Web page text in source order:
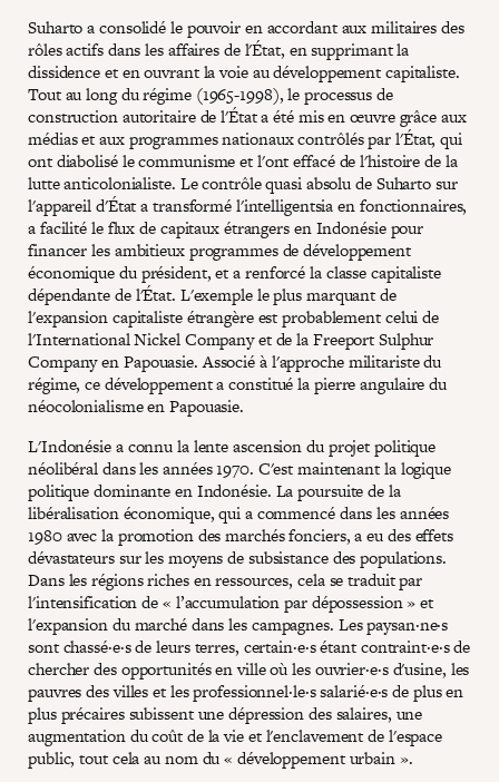
Suharto a consolidé le pouvoir en accordant aux militaires des
rôles actifs dans les affaires de l'État, en supprimant la
dissidence et en ouvrant la voie au développement capitaliste.
Tout au long du régime (1965-1998), le processus de
construction autoritaire de l'État a été mis en œuvre grâce aux
médias et aux programmes nationaux contrôlés par l'État, qui
ont diabolisé le communisme et l'ont effacé de l'histoire de la
lutte anticolonialiste. Le contrôle quasi absolu de Suharto sur
l'appareil d'État a transformé l'intelligentsia en fonctionnaires,
a facilité le flux de capitaux étrangers en Indonésie pour
financer les ambitieux programmes de développement
économique du président, et a renforcé la classe capitaliste
dépendante de l'État. L'exemple le plus marquant de
l'expansion capitaliste étrangère est probablement celui de
l'International Nickel Company et de la Freeport Sulphur
Company en Papouasie. Associé à l'approche militariste du
régime, ce développement a constitué la pierre angulaire du
néocolonialisme en Papouasie.
L'Indonésie a connu la lente ascension du projet politique
néolibéral dans les années 1970. C'est maintenant la logique
politique dominante en Indonésie. La poursuite de la
libéralisation économique, qui a commencé dans les années
1980 avec la promotion des marchés fonciers, a eu des effets
dévastateurs sur les moyens de subsistance des populations.
Dans les régions riches en ressources, cela se traduit par
l'intensification de « l’accumulation par dépossession » et
l'expansion du marché dans les campagnes. Les paysan·ne·s
sont chassé·e·s de leurs terres, certain·e·s étant contraint·e·s de
chercher des opportunités en ville où les ouvrier·e·s d'usine, les
pauvres des villes et les professionnel·le·s salarié·e·s de plus en
plus précaires subissent une dépression des salaires, une
augmentation du coût de la vie et l'enclavement de l'espace
public, tout cela au nom du « développement urbain ».